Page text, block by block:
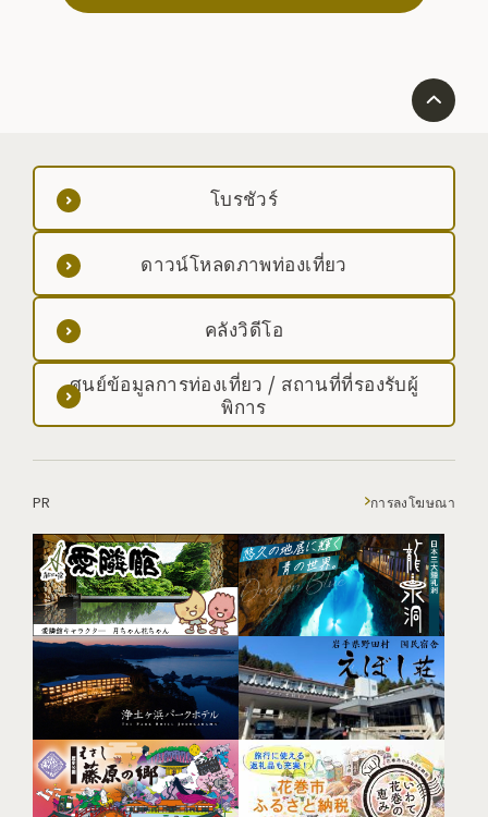
โบรชัวร์
ดาวน์โหลดภาพท่องเที่ยว
คลังวิดีโอ
ศูนย์ข้อมูลการท่องเที่ยว / สถานที่ที่รองรับผู้
พิการ
PR การลงโฆษณา